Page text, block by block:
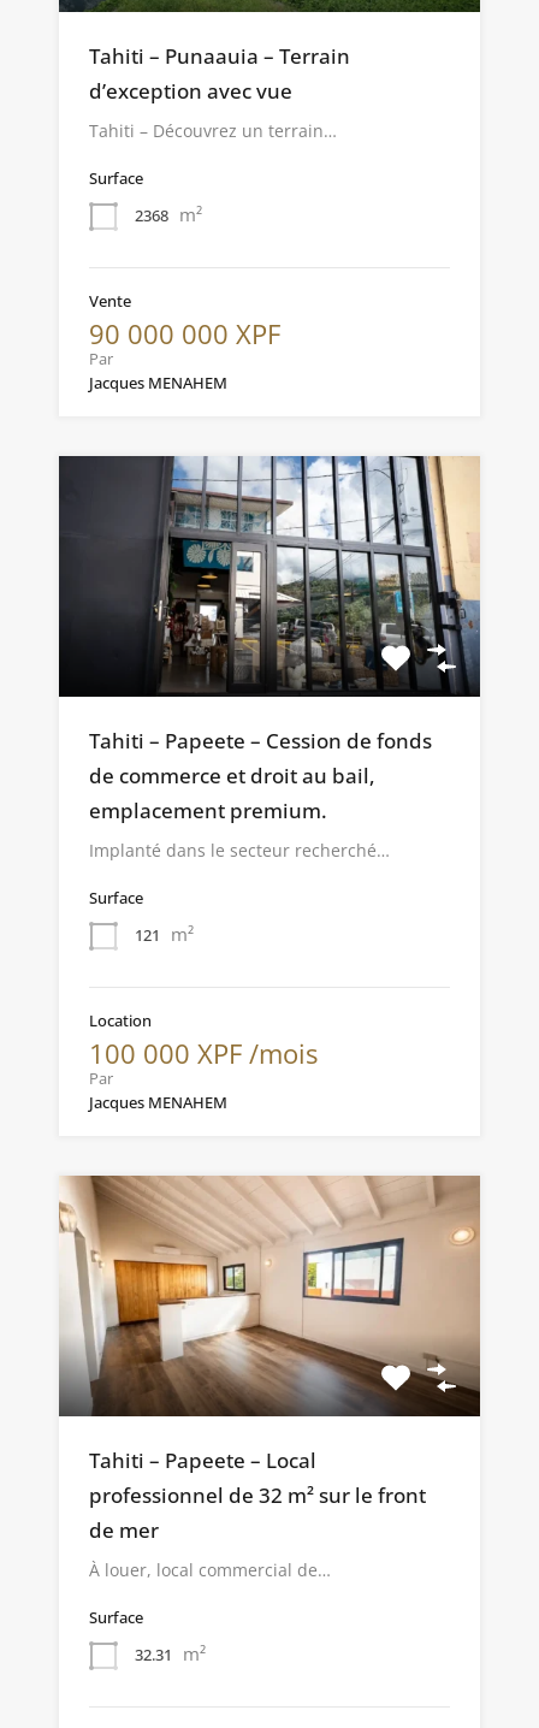
Tahiti – Punaauia – Terrain
d’exception avec vue
Tahiti – Découvrez un terrain…
Surface
2368 m²
Vente
90 000 000 XPF
Par
Jacques MENAHEM
Tahiti – Papeete – Cession de fonds
de commerce et droit au bail,
emplacement premium.
Implanté dans le secteur recherché…
Surface
121
m²
Location
100 000 XPF /mois
Par
Jacques MENAHEM
Tahiti – Papeete – Local
professionnel de 32 m² sur le front
de mer
À louer, local commercial de…
Surface
32.31
m²